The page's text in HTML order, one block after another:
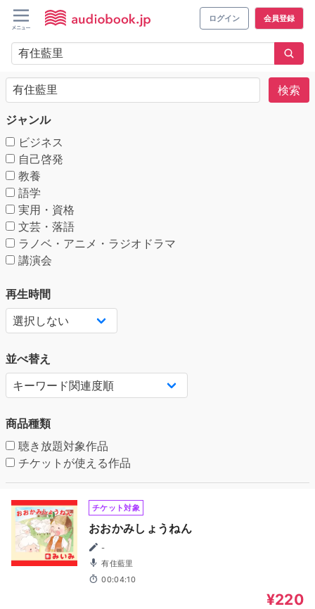
ログイン 会員登録
検索
ジャンル
ビジネス
自己啓発
教養
語学
実用・資格
文芸・落語
ラノベ・アニメ・ラジオドラマ
講演会
再生時間
並べ替え
商品種類
聴き放題対象作品
チケットが使える作品
チケット対象
おおかみしょうねん
-
有住藍里
00:04:10
¥220